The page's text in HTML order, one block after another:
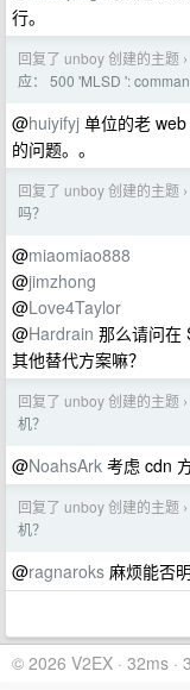
行。
回复了 unboy 创建的主题 ›
应： 500 'MLSD ':
@huiyifyj 单位的老
的问题。。
回复了 unboy 创建的主题 ›
吗？
@miaomiao888
@jimzhong
@Love4Taylor
@Hardrain 那么请问在
其他替代方案嘛？
回复了 unboy 创建的主题 ›
机？
@NoahsArk 考虑 cdn
回复了 unboy 创建的主题 ›
机？
@ragnaroks 麻烦能否
© 2026 V2EX · 32ms ·